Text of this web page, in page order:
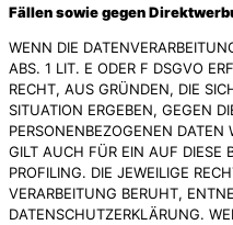
Fällen sowie gegen
WENN DIE
ABS. 1 LIT. E ODER F DSGVO
RECHT, AUS GRÜNDEN, DIE
SITUATION ERGEBEN, GEGEN
PERSONENBEZOGENEN DATEN
GILT AUCH FÜR EIN AUF DIESE
PROFILING. DIE JEWEILIGE
VERARBEITUNG BERUHT,
DATENSCHUTZERKLÄRUNG.